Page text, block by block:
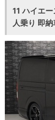
11 ハイエ
人乗り 即